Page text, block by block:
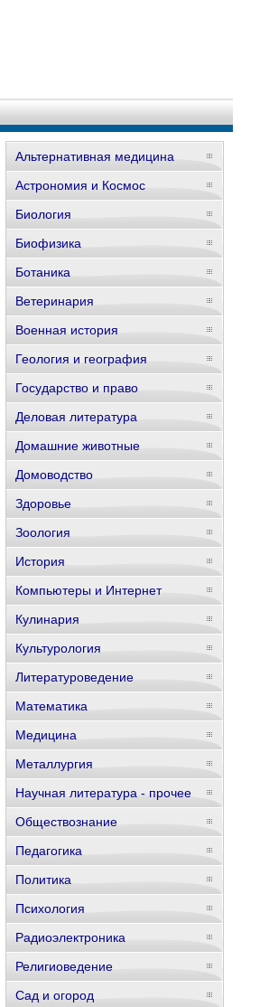
Альтернативная медицина
Астрономия и Космос
Биология
Биофизика
Ботаника
Ветеринария
Военная история
Геология и география
Государство и право
Деловая литература
Домашние животные
Домоводство
Здоровье
Зоология
История
Компьютеры и Интернет
Кулинария
Культурология
Литературоведение
Математика
Медицина
Металлургия
Научная литература - прочее
Обществознание
Педагогика
Политика
Психология
Радиоэлектроника
Религиоведение
Сад и огород